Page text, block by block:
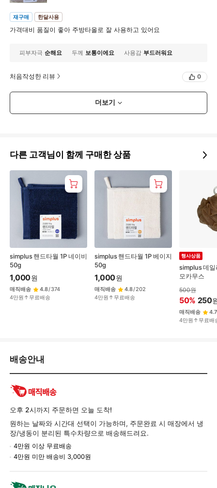
재구매 한달사용
가격대비 품질이 좋아 주방타올로 잘 사용하고 있어요
피부자극 순해요 두께 보통이에요 사용감 부드러워요
처음작성한 리뷰 0
더보기
다른 고객님이 함께 구매한 상품
simplus 핸드타월 1P 네이비
50g
1,000원
매직배송 4.8/374
4만원↑무료배송
simplus 핸드타월 1P 베이지
50g
1,000원
매직배송 4.8/202
4만원↑무료배송
simplus 데일
모카무스
행사상품
500원
50% 250
매직배송
4.7
4만원↑무료배
배
교
환/
반
품
정
보
배송안내
오후 2시까지 주문하면 오늘 도착!
원하는 날짜와 시간대 선택이 가능하며, 주문완료 시 매장에서 냉
장/냉동이 분리된 특수차량으로 배송해드려요.
4만원 이상 무료배송
4만원 미만 배송비 3,000원